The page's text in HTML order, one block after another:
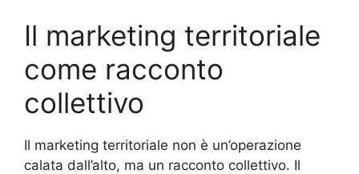
Il marketing territoriale
come racconto
collettivo
Il marketing territoriale non è un’operazione
calata dall’alto, ma un racconto collettivo. Il